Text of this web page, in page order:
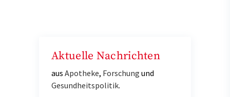
Aktuelle Nachrichten
aus Apotheke, Forschung und
Gesundheitspolitik.